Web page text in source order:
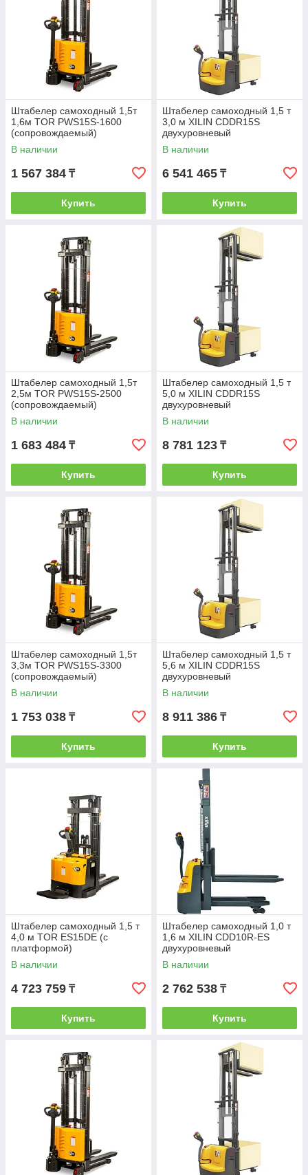
Штабелер самоходный 1,5т
1,6м TOR PWS15S-1600
(сопровождаемый)
В наличии
1 567 384 ₸
Купить
Штабелер самоходный 1,5 т
3,0 м XILIN CDDR15S
двухуровневый
(сопровождаемый)
В наличии
6 541 465 ₸
Купить
Штабелер самоходный 1,5т
2,5м TOR PWS15S-2500
(сопровождаемый)
В наличии
1 683 484 ₸
Купить
Штабелер самоходный 1,5 т
5,0 м XILIN CDDR15S
двухуровневый
(сопровождаемый)
В наличии
8 781 123 ₸
Купить
Штабелер самоходный 1,5т
3,3м TOR PWS15S-3300
(сопровождаемый)
В наличии
1 753 038 ₸
Купить
Штабелер самоходный 1,5 т
5,6 м XILIN CDDR15S
двухуровневый
(сопровождаемый)
В наличии
8 911 386 ₸
Купить
Штабелер самоходный 1,5 т
4,0 м TOR ES15DE (с
платформой)
В наличии
4 723 759 ₸
Купить
Штабелер самоходный 1,0 т
1,6 м XILIN CDD10R-ES
двухуровневый
(сопровождаемый)
В наличии
2 762 538 ₸
Купить